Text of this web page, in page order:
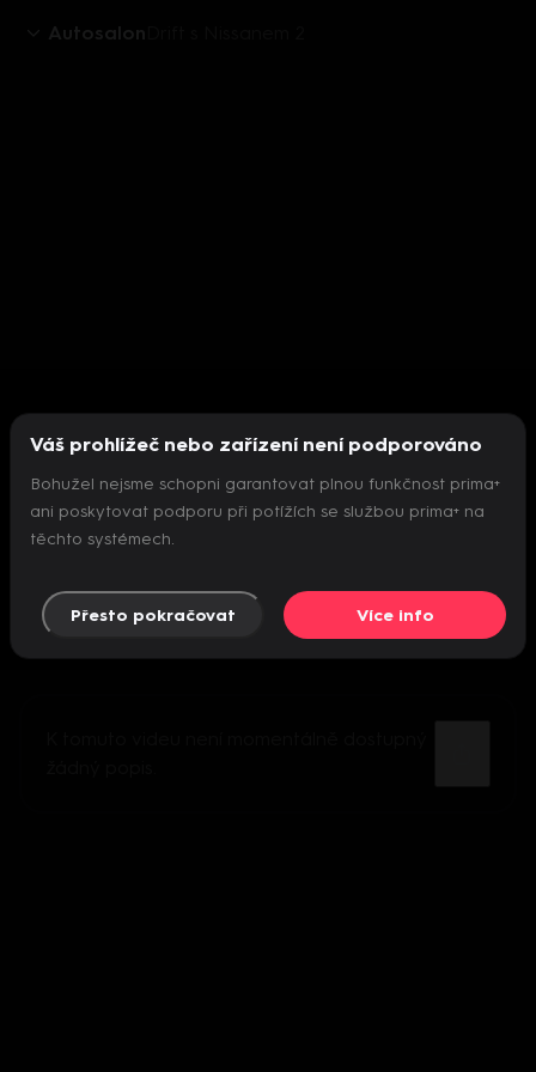
Autosalon
Nepodařilo se inicializovat přehrávač
Váš prohlížeč nebo zařízení není podporováno
Bohužel nejsme schopni garantovat plnou funkčnost prima+
ani poskytovat podporu při potížích se službou prima+ na
těchto systémech.
Přesto pokračovat Více info